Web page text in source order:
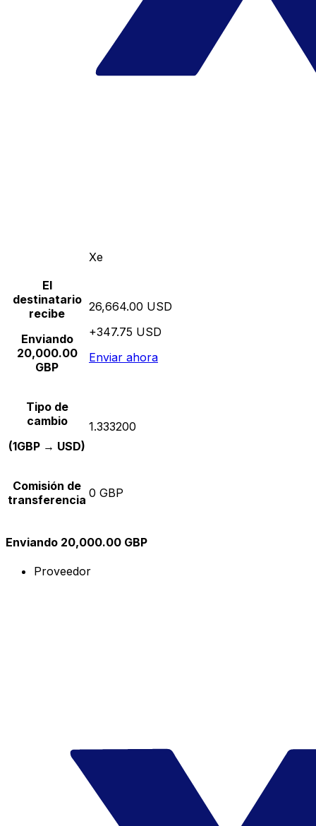
Xe
El
destinatario
recibe
Enviando
20,000.00
GBP
26,664.00 USD
+347.75 USD
Enviar ahora
Tipo de
cambio
(1GBP → USD)
1.333200
Comisión de
transferencia 0 GBP
Enviando 20,000.00 GBP
Proveedor